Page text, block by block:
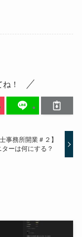
！
事務所開業＃２】
ターは何にする？